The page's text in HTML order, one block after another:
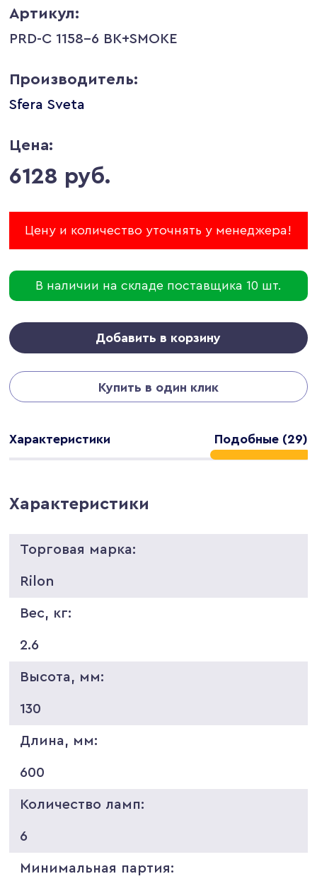
Артикул:
PRD-C 1158-6 BK+SMOKE
Производитель:
Sfera Sveta
Цена:
6128 руб.
Цену и количество уточнять у менеджера!
В наличии на складе поставщика 10 шт.
Добавить в корзину
Купить в один клик
Характеристики Подобные (29)
Характеристики
Торговая марка:
Rilon
Вес, кг:
2.6
Высота, мм:
130
Длина, мм:
600
Количество ламп:
6
Минимальная партия: